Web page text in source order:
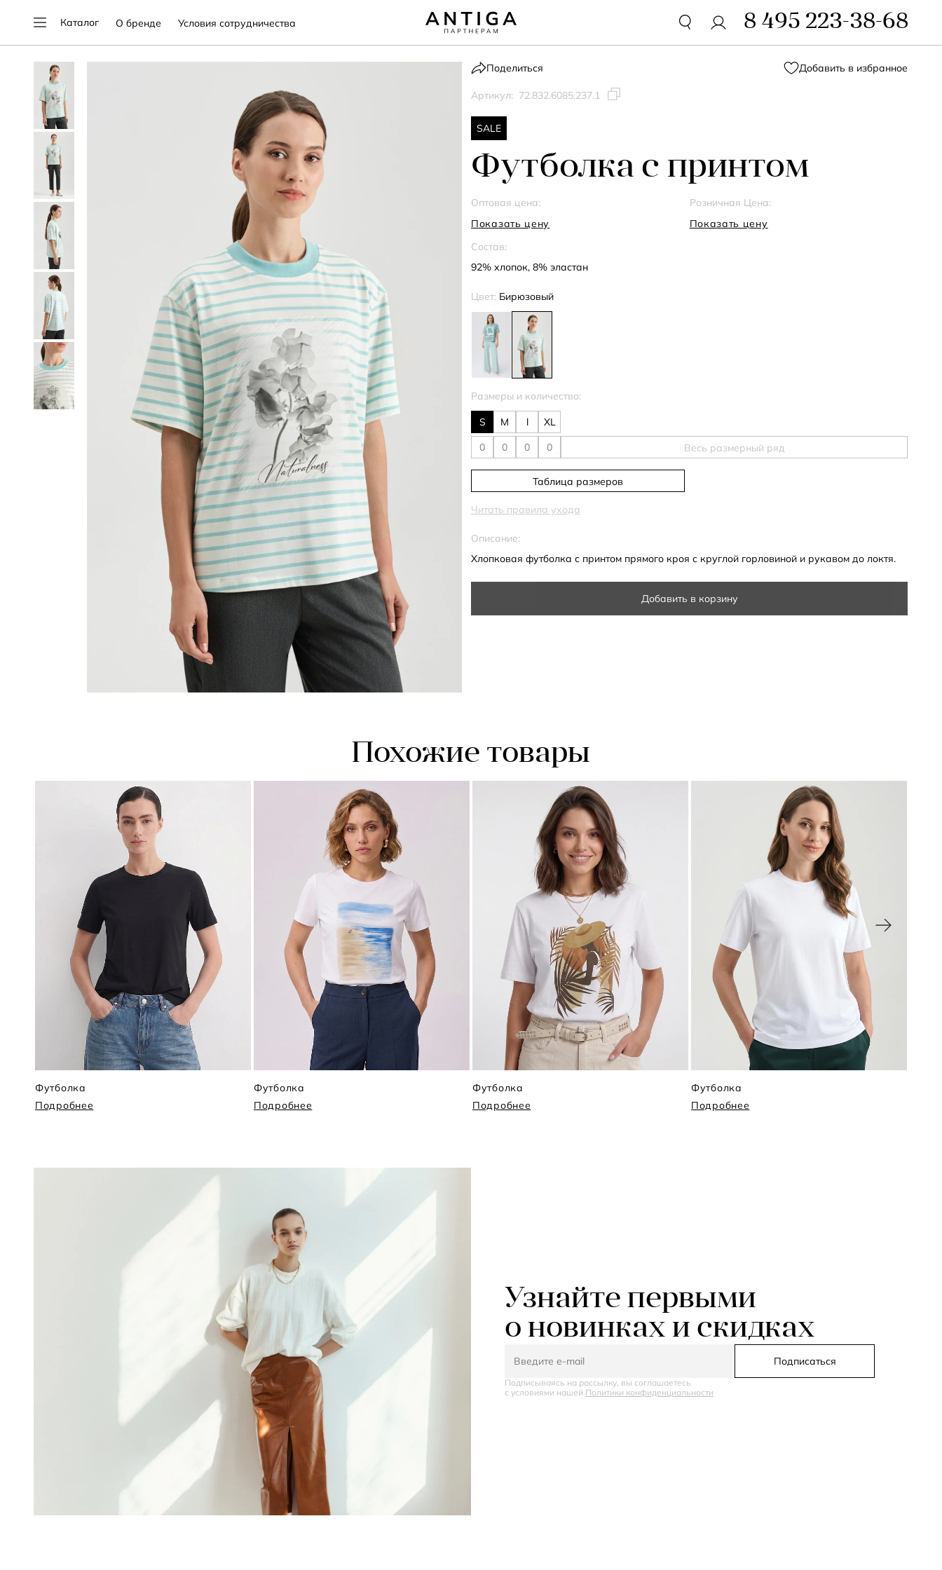
Каталог О бренде Условия сотрудничества 8 495 223-38-68
Поделиться Добавить в избранное
Артикул: 72.832.6085.237.1
SALE
Футболка с принтом
Оптовая цена:
Показать цену
Розничная Цена:
Показать цену
Состав:
92% хлопок, 8% эластан
Цвет: Бирюзовый
Размеры и количество:
S M l XL
Весь размерный ряд
Таблица размеров
Читать правила ухода
Описание:
Хлопковая футболка с принтом прямого кроя с круглой горловиной и рукавом до локтя.
Добавить в корзину
Похожие товары
Футболка
Подробнее
Футболка
Подробнее
Футболка
Подробнее
Футболка
Подробнее
Узнайте первыми
о новинках и скидках
Подписаться
Подписываясь на рассылку, вы соглашаетесь
с условиями нашей Политики конфиденциальности